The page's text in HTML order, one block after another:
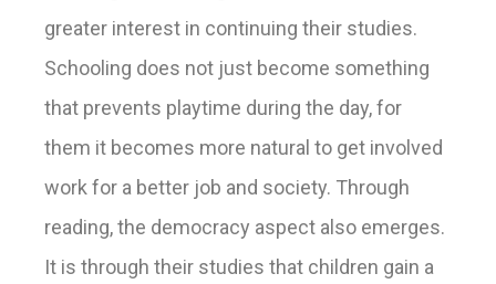
greater interest in continuing their studies.
Schooling does not just become something
that prevents playtime during the day, for
them it becomes more natural to get involved
work for a better job and society. Through
reading, the democracy aspect also emerges.
It is through their studies that children gain a